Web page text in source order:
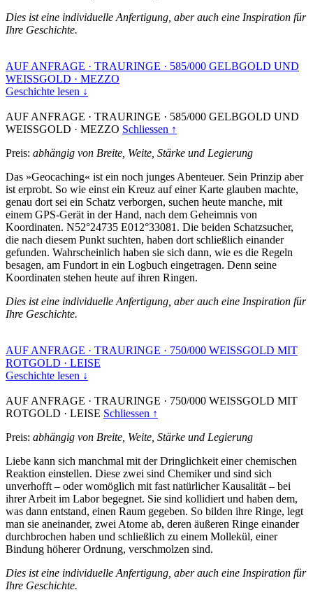
Dies ist eine individuelle Anfertigung, aber auch eine Inspiration für
Ihre Geschichte.
AUF ANFRAGE · TRAURINGE · 585/000 GELBGOLD UND
WEISSGOLD · MEZZO
Geschichte lesen ↓
AUF ANFRAGE · TRAURINGE · 585/000 GELBGOLD UND
WEISSGOLD · MEZZO Schliessen ↑
Preis: abhängig von Breite, Weite, Stärke und Legierung
Das »Geocaching« ist ein noch junges Abenteuer. Sein Prinzip aber
ist erprobt. So wie einst ein Kreuz auf einer Karte glauben machte,
genau dort sei ein Schatz verborgen, suchen heute manche, mit
einem GPS-Gerät in der Hand, nach dem Geheimnis von
Koordinaten. N52°24735 E012°33081. Die beiden Schatzsucher,
die nach diesem Punkt suchten, haben dort schließlich einander
gefunden. Wahrscheinlich haben sie sich dann, wie es die Regeln
besagen, am Fundort in ein Logbuch eingetragen. Denn seine
Koordinaten stehen heute auf ihren Ringen.
Dies ist eine individuelle Anfertigung, aber auch eine Inspiration für
Ihre Geschichte.
AUF ANFRAGE · TRAURINGE · 750/000 WEISSGOLD MIT
ROTGOLD · LEISE
Geschichte lesen ↓
AUF ANFRAGE · TRAURINGE · 750/000 WEISSGOLD MIT
ROTGOLD · LEISE Schliessen ↑
Preis: abhängig von Breite, Weite, Stärke und Legierung
Liebe kann sich manchmal mit der Dringlichkeit einer chemischen
Reaktion einstellen. Diese zwei sind Chemiker und sind sich
unverhofft – oder womöglich mit fast natürlicher Kausalität – bei
ihrer Arbeit im Labor begegnet. Sie sind kollidiert und haben dem,
was dann entstand, einen Raum gegeben. So bilden ihre Ringe, legt
man sie aneinander, zwei Atome ab, deren äußeren Ringe einander
durchbrochen haben und schließlich zu einem Mollekül, einer
Bindung höherer Ordnung, verschmolzen sind.
Dies ist eine individuelle Anfertigung, aber auch eine Inspiration für
Ihre Geschichte.